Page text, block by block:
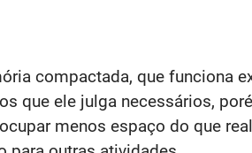
compactada, que funciona
que ele julga necessários,
menos espaço do que